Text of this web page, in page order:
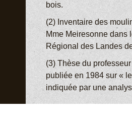
bois.
(2) Inventaire des
Mme Meiresonne dans
Régional des Landes
(3) Thèse du
publiée en 1984 sur «
indiquée par une